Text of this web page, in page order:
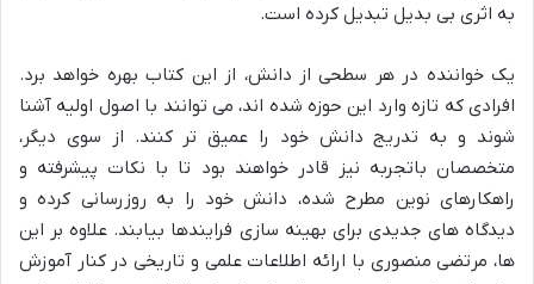
به اثری بی بدیل تبدیل کرده است.
یک خواننده در هر سطحی از دانش، از این کتاب بهره خواهد برد.
افرادی که تازه وارد این حوزه شده اند، می توانند با اصول اولیه آشنا
شوند و به تدریج دانش خود را عمیق تر کنند. از سوی دیگر،
متخصصان باتجربه نیز قادر خواهند بود تا با نکات پیشرفته و
راهکارهای نوین مطرح شده، دانش خود را به روزرسانی کرده و
دیدگاه های جدیدی برای بهینه سازی فرایندها بیابند. علاوه بر این
ها، مرتضی منصوری با ارائه اطلاعات علمی و تاریخی در کنار آموزش